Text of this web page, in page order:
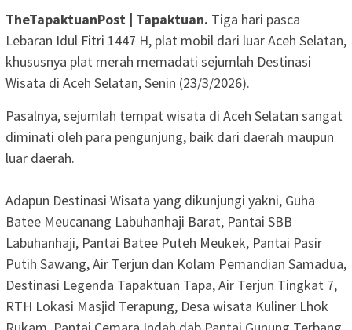
TheTapaktuanPost | Tapaktuan. Tiga hari pasca
Lebaran Idul Fitri 1447 H, plat mobil dari luar Aceh Selatan,
khususnya plat merah memadati sejumlah Destinasi
Wisata di Aceh Selatan, Senin (23/3/2026).
‎Pasalnya, sejumlah tempat wisata di Aceh Selatan sangat
diminati oleh para pengunjung, baik dari daerah maupun
luar daerah.
‎Adapun Destinasi Wisata yang dikunjungi yakni, Guha
Batee Meucanang Labuhanhaji Barat, Pantai SBB
Labuhanhaji, Pantai Batee Puteh Meukek, Pantai Pasir
Putih Sawang, Air Terjun dan Kolam Pemandian Samadua,
Destinasi Legenda Tapaktuan Tapa, Air Terjun Tingkat 7,
RTH Lokasi Masjid Terapung, Desa wisata Kuliner Lhok